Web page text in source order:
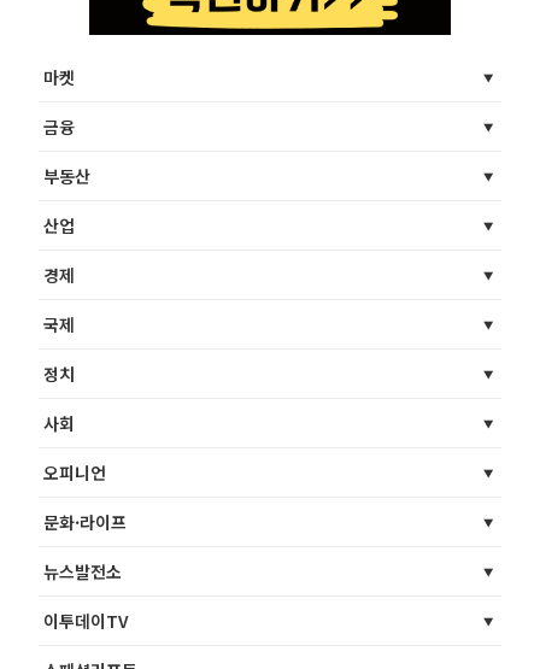
마켓
금융
부동산
산업
경제
국제
정치
사회
오피니언
문화·라이프
뉴스발전소
이투데이TV